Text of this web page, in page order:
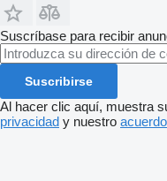
Suscríbase para recibir
Suscribirse
Al hacer clic aquí, muestra
privacidad y nuestro